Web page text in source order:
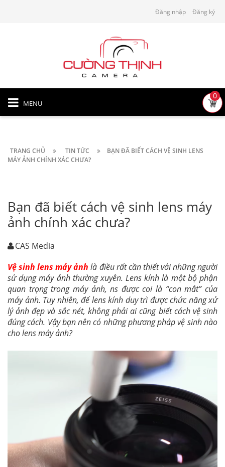
Đăng nhập Đăng ký
MENU
0
TRANG CHỦ TIN TỨC
BẠN ĐÃ BIẾT CÁCH VỆ SINH LENS
MÁY ẢNH CHÍNH XÁC CHƯA?
Bạn đã biết cách vệ sinh lens máy
ảnh chính xác chưa?
CAS Media
Vệ sinh lens máy ảnh là điều rất cần thiết với những người
sử dụng máy ảnh thường xuyên. Lens kính là một bộ phận
quan trọng trong máy ảnh, ns được coi là “con mắt” của
máy ảnh. Tuy nhiên, để lens kính duy trì được chức năng xử
lý ảnh đẹp và sắc nét, không phải ai cũng biết cách vệ sinh
đúng cách. Vậy bạn nên có những phương pháp vệ sinh nào
cho lens máy ảnh?